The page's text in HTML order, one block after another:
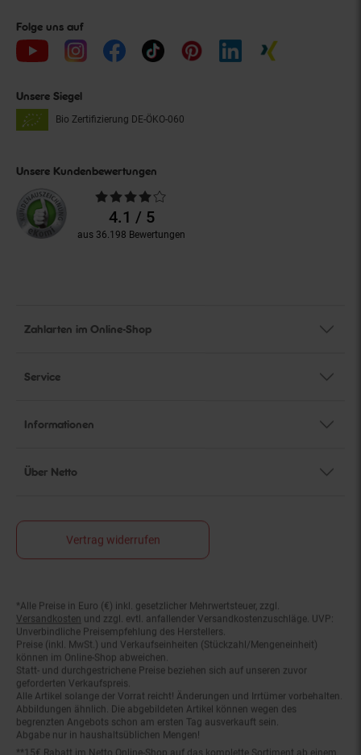
Folge uns auf
Unsere Siegel
Bio Zertifizierung DE-ÖKO-060
Unsere Kundenbewertungen
Durchschnittliche
Bewertungen4.1 / 5
aus 36.198 Bewertungen
Zahlarten im Online-Shop
Service
Informationen
Über Netto
Vertrag widerrufen
Fußnoten
*Alle Preise in Euro (€) inkl. gesetzlicher Mehrwertsteuer, zzgl.
Versandkosten
und zzgl. evtl. anfallender Versandkostenzuschläge. UVP:
Unverbindliche Preisempfehlung des Herstellers.
Preise (inkl. MwSt.) und Verkaufseinheiten (Stückzahl/Mengeneinheit)
können im Online-Shop abweichen.
Statt- und durchgestrichene Preise beziehen sich auf unseren zuvor
geforderten Verkaufspreis.
Alle Artikel solange der Vorrat reicht! Änderungen und Irrtümer vorbehalten.
Abbildungen ähnlich. Die abgebildeten Artikel können wegen des
begrenzten Angebots schon am ersten Tag ausverkauft sein.
Abgabe nur in haushaltsüblichen Mengen!
**15€ Rabatt im Netto Online-Shop auf das komplette Sortiment ab einem